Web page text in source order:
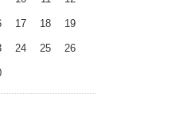
17 18 19
24 25 26